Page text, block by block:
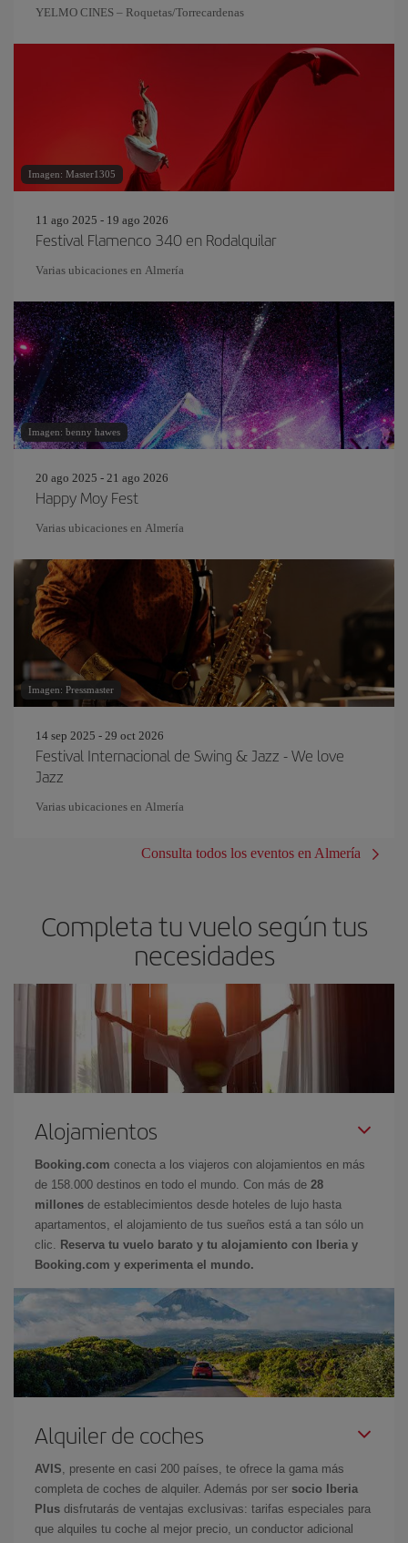
YELMO CINES – Roquetas/Torrecardenas
Imagen: Master1305
11 ago 2025 - 19 ago 2026
Festival Flamenco 340 en Rodalquilar
Varias ubicaciones en Almería
Imagen: benny hawes
20 ago 2025 - 21 ago 2026
Happy Moy Fest
Varias ubicaciones en Almería
Imagen: Pressmaster
14 sep 2025 - 29 oct 2026
Festival Internacional de Swing & Jazz - We love
Jazz
Varias ubicaciones en Almería
Consulta todos los eventos en Almería
Completa tu vuelo según tus
necesidades
Alojamientos
Booking.com conecta a los viajeros con alojamientos en más
de 158.000 destinos en todo el mundo. Con más de 28
millones de establecimientos desde hoteles de lujo hasta
apartamentos, el alojamiento de tus sueños está a tan sólo un
clic.
Reserva tu vuelo barato y tu alojamiento con Iberia y
Booking.com y experimenta el mundo.
Alquiler de coches
AVIS , presente en casi 200 países, te ofrece la gama más
completa de coches de alquiler. Además por ser socio Iberia
Plus disfrutarás de ventajas exclusivas: tarifas especiales para
que alquiles tu coche al mejor precio, un conductor adicional